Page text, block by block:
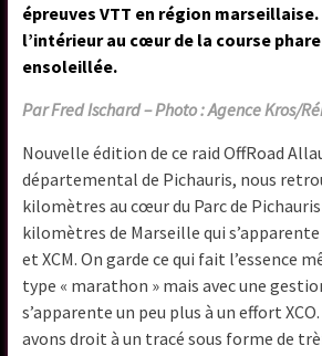
épreuves VTT en région
l’intérieur au cœur de la course
ensoleillée.
Par Fred Ischard – Photo : Agence Kros/
Nouvelle édition de ce raid OffRoad
départemental de Pichauris, nous
kilomètres au cœur du Parc de
kilomètres de Marseille qui s’apparente
et XCM. On garde ce qui fait l’essence
type « marathon » mais avec une
s’apparente un peu plus à un effort
avons droit à un tracé sous forme de